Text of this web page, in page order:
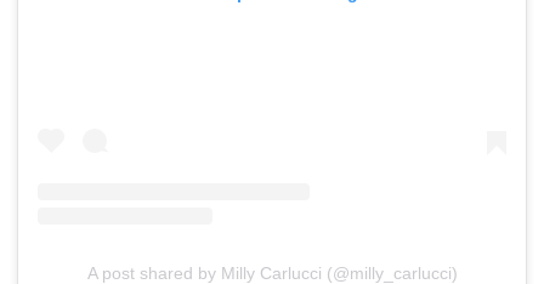
A post shared by Milly Carlucci (@milly_carlucci)